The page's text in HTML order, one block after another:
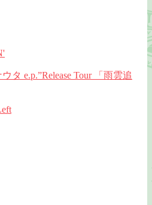
タ e.p.”Release Tour 「雨雲追